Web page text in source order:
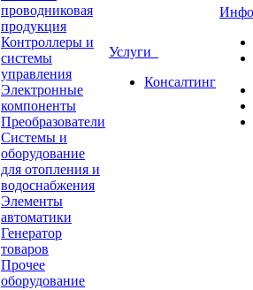
проводниковая
продукция
Контроллеры и
системы
управления
Электронные
компоненты
Преобразователи
Системы и
оборудование
для отопления и
водоснабжения
Элементы
автоматики
Генератор
товаров
Прочее
оборудование
Услуги
Консалтинг